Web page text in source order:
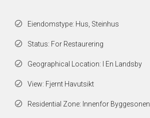
Eiendomstype: Hus, Steinhus
Status: For Restaurering
Geographical Location: I En Landsby
View: Fjernt Havutsikt
Residential Zone: Innenfor Byggesonen